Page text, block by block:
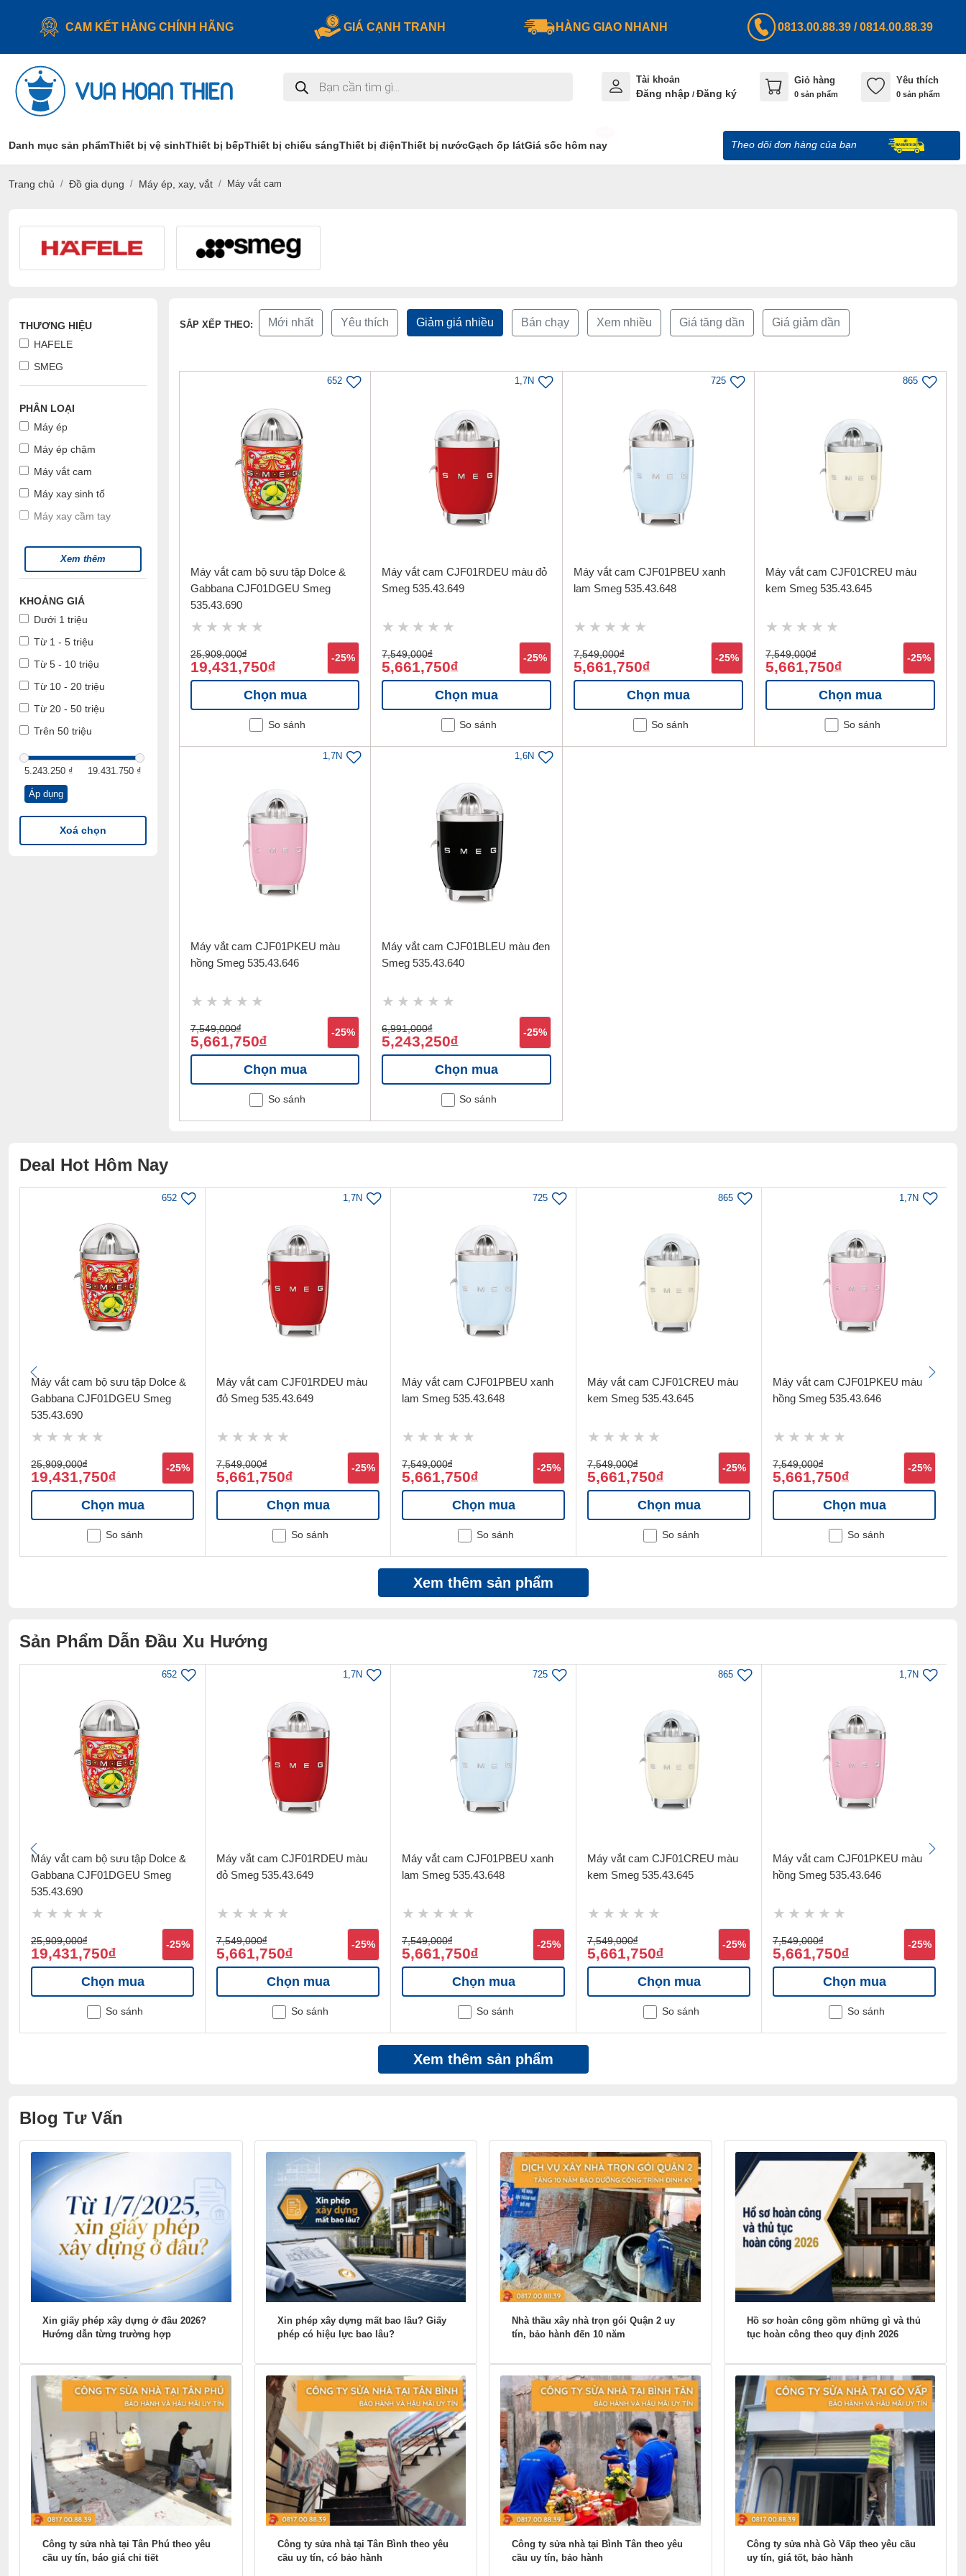
CAM KẾT HÀNG CHÍNH HÃNG GIÁ CẠNH TRANH HÀNG GIAO NHANH 0813.00.88.39 /0814.00.88.39
kiếm
sản
Tài khoản
Đăng nhập / Đăng ký
Giỏ hàng
0 sản phẩm
Yêu thích
0 sản phẩm
Danh mục sản phẩmThiết bị vệ sinhThiết bị bếpThiết bị chiếu sángThiết bị điệnThiết bị nướcGạch ốp látGiá sốc hôm nay Theo dõi đơn hàng của bạn
Trang chủ Đồ gia dụng Máy ép, xay, vắt Máy vắt cam
THƯƠNG HIỆU
HAFELE
SMEG
PHÂN LOẠI
Máy ép
Máy ép chậm
Máy vắt cam
Máy xay sinh tố
Máy xay cầm tay
Xem thêm
KHOẢNG GIÁ
Dưới 1 triệu
Từ 1 - 5 triệu
Từ 5 - 10 triệu
Từ 10 - 20 triệu
Từ 20 - 50 triệu
Trên 50 triệu
Áp dụng
5.243.250 ₫ 19.431.750 ₫
Xoá chọn
SẮP XẾP THEO: Mới nhất Yêu thích Giảm giá nhiều Bán chạy Xem nhiều Giá tăng dần Giá giảm dần
652
Máy vắt cam bộ sưu tập Dolce &
Gabbana CJF01DGEU Smeg
535.43.690
25,909,000đ
19,431,750đ
-25%
Chọn mua
So sánh
1,7N
Máy vắt cam CJF01RDEU màu đỏ
Smeg 535.43.649
7,549,000đ
5,661,750đ
-25%
Chọn mua
So sánh
725
Máy vắt cam CJF01PBEU xanh
lam Smeg 535.43.648
7,549,000đ
5,661,750đ
-25%
Chọn mua
So sánh
865
Máy vắt cam CJF01CREU màu
kem Smeg 535.43.645
7,549,000đ
5,661,750đ
-25%
Chọn mua
So sánh
1,7N
Máy vắt cam CJF01PKEU màu
hồng Smeg 535.43.646
7,549,000đ
5,661,750đ
-25%
Chọn mua
So sánh
1,6N
Máy vắt cam CJF01BLEU màu đen
Smeg 535.43.640
6,991,000đ
5,243,250đ
-25%
Chọn mua
So sánh
Deal Hot Hôm Nay
652
Máy vắt cam bộ sưu tập Dolce &
Gabbana CJF01DGEU Smeg
535.43.690
25,909,000đ
19,431,750đ
-25%
Chọn mua
So sánh
1,7N
Máy vắt cam CJF01RDEU màu
đỏ Smeg 535.43.649
7,549,000đ
5,661,750đ
-25%
Chọn mua
So sánh
725
Máy vắt cam CJF01PBEU xanh
lam Smeg 535.43.648
7,549,000đ
5,661,750đ
-25%
Chọn mua
So sánh
865
Máy vắt cam CJF01CREU màu
kem Smeg 535.43.645
7,549,000đ
5,661,750đ
-25%
Chọn mua
So sánh
1,7N
Máy vắt cam CJF01PKEU màu
hồng Smeg 535.43.646
7,549,000đ
5,661,750đ
-25%
Chọn mua
So sánh
Xem thêm sản phẩm
Sản Phẩm Dẫn Đầu Xu Hướng
652
Máy vắt cam bộ sưu tập Dolce &
Gabbana CJF01DGEU Smeg
535.43.690
25,909,000đ
19,431,750đ
-25%
Chọn mua
So sánh
1,7N
Máy vắt cam CJF01RDEU màu
đỏ Smeg 535.43.649
7,549,000đ
5,661,750đ
-25%
Chọn mua
So sánh
725
Máy vắt cam CJF01PBEU xanh
lam Smeg 535.43.648
7,549,000đ
5,661,750đ
-25%
Chọn mua
So sánh
865
Máy vắt cam CJF01CREU màu
kem Smeg 535.43.645
7,549,000đ
5,661,750đ
-25%
Chọn mua
So sánh
1,7N
Máy vắt cam CJF01PKEU màu
hồng Smeg 535.43.646
7,549,000đ
5,661,750đ
-25%
Chọn mua
So sánh
Xem thêm sản phẩm
Blog Tư Vấn
Xin giấy phép xây dựng ở đâu 2026?
Hướng dẫn từng trường hợp
Xin phép xây dựng mất bao lâu? Giấy
phép có hiệu lực bao lâu?
Nhà thầu xây nhà trọn gói Quận 2 uy
tín, bảo hành đến 10 năm
Hồ sơ hoàn công gồm những gì và thủ
tục hoàn công theo quy định 2026
Công ty sửa nhà tại Tân Phú theo yêu
cầu uy tín, báo giá chi tiết
Công ty sửa nhà tại Tân Bình theo yêu
cầu uy tín, có bảo hành
Công ty sửa nhà tại Bình Tân theo yêu
cầu uy tín, bảo hành
Công ty sửa nhà Gò Vấp theo yêu cầu
uy tín, giá tốt, bảo hành